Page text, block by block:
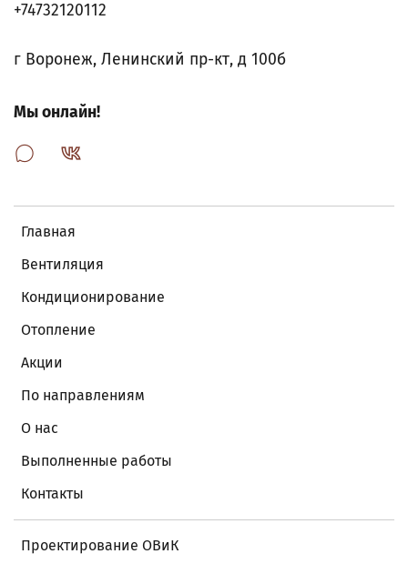
Главная
Вентиляция
Кондиционирование
Отопление
Акции
По направлениям
О нас
Выполненные работы
Контакты
Проектирование ОВиК
+74732120112
г Воронеж, Ленинский пр-кт, д 100б
Мы онлайн!